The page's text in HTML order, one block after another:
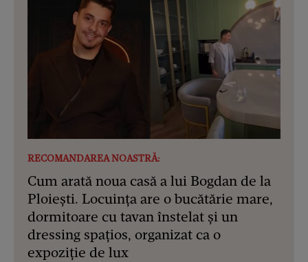
RECOMANDAREA NOASTRĂ:
Cum arată noua casă a lui Bogdan de la
Ploiești. Locuința are o bucătărie mare,
dormitoare cu tavan înstelat și un
dressing spațios, organizat ca o
expoziție de lux